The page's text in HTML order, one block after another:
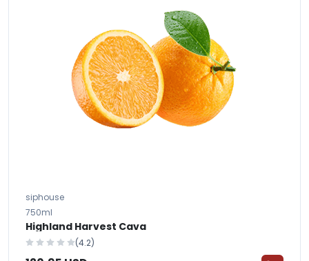
siphouse
750ml
Highland Harvest Cava
(4.2)